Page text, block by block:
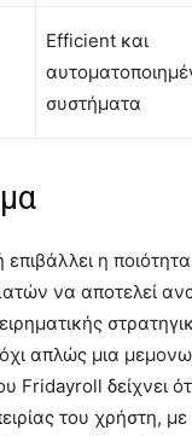
Efficient και
συστήματα
η
να αποτελεί
απλώς μια
Fridayroll δείχνει
του χρήστη,